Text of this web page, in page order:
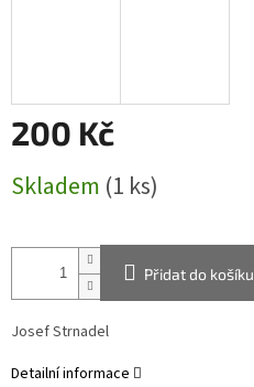
200 Kč
cena:
Skladem (1 ks)
Přidat do košíku
Josef Strnadel
Detailní informace